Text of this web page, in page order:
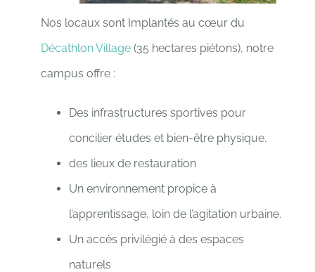
Nos locaux sont Implantés au cœur du
Décathlon Village (35 hectares piétons), notre
campus offre :
Des infrastructures sportives pour
concilier études et bien-être physique.
des lieux de restauration
Un environnement propice à
l’apprentissage, loin de l’agitation urbaine.
Un accès privilégié à des espaces
naturels